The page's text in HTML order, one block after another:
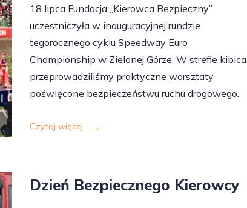
18 lipca Fundacja „Kierowca Bezpieczny”
uczestniczyła w inauguracyjnej rundzie
tegorocznego cyklu Speedway Euro
Championship w Zielonej Górze. W strefie kibica
przeprowadziliśmy praktyczne warsztaty
poświęcone bezpieczeństwu ruchu drogowego.
Czytaj więcej
Dzień Bezpiecznego Kierowcy